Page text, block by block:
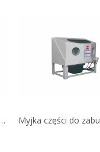
Zamknięta myjka części z pomocniczym systemem grzewczym